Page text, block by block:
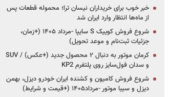
خبر خوب برای خریداران نیسان ترا؛ محموله قطعات پس
از ماه‌ها انتظار وارد ایران شد
شروع فروش کوییک S سایپا -مرداد ۱۴۰۵ (+زمان،
جزئیات ثبت‌نام و موعد تحویل)
کرمان موتور به دنبال ۲ محصول جدید (+عکس) / SUV
و سدان فول‌سایز روی پلتفرم KP2
شروع فروش کامیون و کشنده ایران خودرو دیزل، بهمن
دیزل و سیبا موتور -مرداد۱۴۰۵ (+قیمت و شرایط)